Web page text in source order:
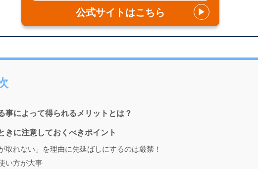
公式サイトはこちら ▶
事によって得られるメリットとは？
きに注意しておくべきポイント
取れない」を理由に先延ばしにするのは厳禁！
い方が大事